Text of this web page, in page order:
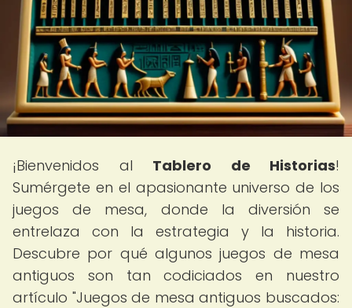
¡Bienvenidos al Tablero de Historias!
Sumérgete en el apasionante universo de los
juegos de mesa, donde la diversión se
entrelaza con la estrategia y la historia.
Descubre por qué algunos juegos de mesa
antiguos son tan codiciados en nuestro
artículo "Juegos de mesa antiguos buscados: